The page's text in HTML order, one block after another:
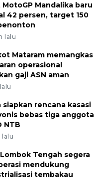
Mandalika baru
42 persen, target 150
lalu
Mataram memangkas
operasional
gaji ASN aman
siapkan rencana kasasi
bebas tiga anggota
NTB
lalu
Lombok Tengah segera
mendukung
tembakau